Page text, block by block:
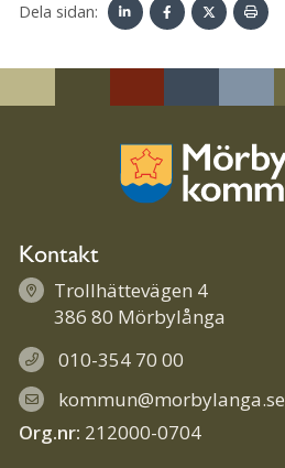
Dela sidan:
Kontakt
Trollhättevägen 4
386 80 Mörbylånga
010-354 70 00
kommun@morbylanga.se
Org.nr: 212000-0704